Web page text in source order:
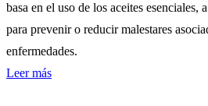
basa en el uso de los aceites esenciales,
para prevenir o reducir malestares
enfermedades.
Leer más